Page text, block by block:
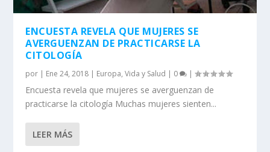
ENCUESTA REVELA QUE MUJERES SE
AVERGUENZAN DE PRACTICARSE LA
CITOLOGÍA
por | Ene 24, 2018 | Europa,Vida y Salud | 0 |
Encuesta revela que mujeres se averguenzan de
practicarse la citología Muchas mujeres sienten...
LEER MÁS